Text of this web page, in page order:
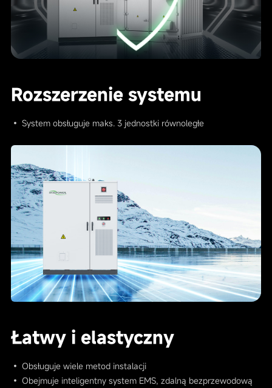
Rozszerzenie systemu
• System obsługuje maks. 3 jednostki równoległe
Łatwy i elastyczny
• Obsługuje wiele metod instalacji
• Obejmuje inteligentny system EMS, zdalną bezprzewodową